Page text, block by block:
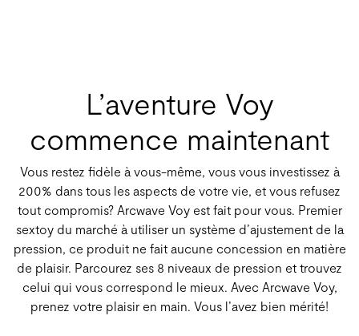
L’aventure Voy
commence maintenant
Vous restez fidèle à vous-même, vous vous investissez à
200% dans tous les aspects de votre vie, et vous refusez
tout compromis? Arcwave Voy est fait pour vous. Premier
sextoy du marché à utiliser un système d’ajustement de la
pression, ce produit ne fait aucune concession en matière
de plaisir. Parcourez ses 8 niveaux de pression et trouvez
celui qui vous correspond le mieux. Avec Arcwave Voy,
prenez votre plaisir en main. Vous l’avez bien mérité!